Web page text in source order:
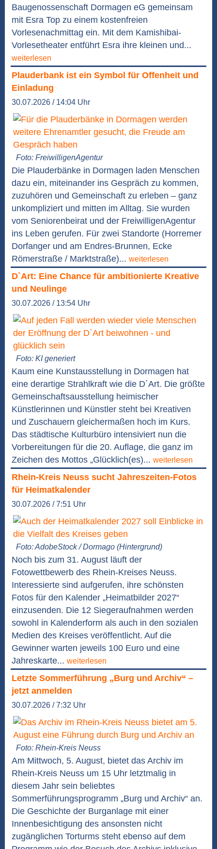
Baugenossenschaft Dormagen eG gemeinsam
mit Esra Top zu einem kostenfreien
Vorlesenachmittag ein. Mit dem Kamishibai-
Vorlesetheater entführt Esra ihre kleinen und...
weiterlesen
Plauderbank ist ein Symbol für Offenheit und
Einladung
30.07.2026 / 14:04 Uhr
Foto: FreiwilligenAgentur
Die Plauderbänke in Dormagen laden Menschen
dazu ein, miteinander ins Gespräch zu kommen,
zuzuhören und Gemeinschaft zu erleben – ganz
unkompliziert und mitten im Alltag. Sie wurden
vom Seniorenbeirat und der FreiwilligenAgentur
ins Leben gerufen. Für zwei Standorte (Horremer
Dorfanger und am Endres-Brunnen, Ecke
Römerstraße / Marktstraße)... weiterlesen
D`Art: Eine Chance für ambitionierte Kreative
und Neulinge
30.07.2026 / 13:54 Uhr
Foto: KI generiert
Kaum eine Kunstausstellung in Dormagen hat
eine derartige Strahlkraft wie die D´Art. Die größte
Gemeinschaftsausstellung heimischer
Künstlerinnen und Künstler steht bei Kreativen
und Zuschauern gleichermaßen hoch im Kurs.
Das städtische Kulturbüro intensiviert nun die
Vorbereitungen für die 20. Auflage, die ganz im
Zeichen des Mottos „Glücklich(es)... weiterlesen
Rhein-Kreis Neuss sucht Jahreszeiten-Fotos
für Heimatkalender
30.07.2026 / 7:51 Uhr
Foto: AdobeStock / Dormago (Hintergrund)
Noch bis zum 31. August läuft der
Fotowettbewerb des Rhein-Kreises Neuss.
Interessierte sind aufgerufen, ihre schönsten
Fotos für den Kalender „Heimatbilder 2027“
einzusenden. Die 12 Siegeraufnahmen werden
sowohl in Kalenderform als auch in den sozialen
Medien des Kreises veröffentlicht. Auf die
Gewinner warten jeweils 100 Euro und eine
Jahreskarte... weiterlesen
Letzte Sommerführung „Burg und Archiv“ –
jetzt anmelden
30.07.2026 / 7:32 Uhr
Foto: Rhein-Kreis Neuss
Am Mittwoch, 5. August, bietet das Archiv im
Rhein-Kreis Neuss um 15 Uhr letztmalig in
diesem Jahr sein beliebtes
Sommerführungsprogramm „Burg und Archiv“ an.
Die Geschichte der Burganlage mit einer
Innenbesichtigung des ansonsten nicht
zugänglichen Torturms steht ebenso auf dem